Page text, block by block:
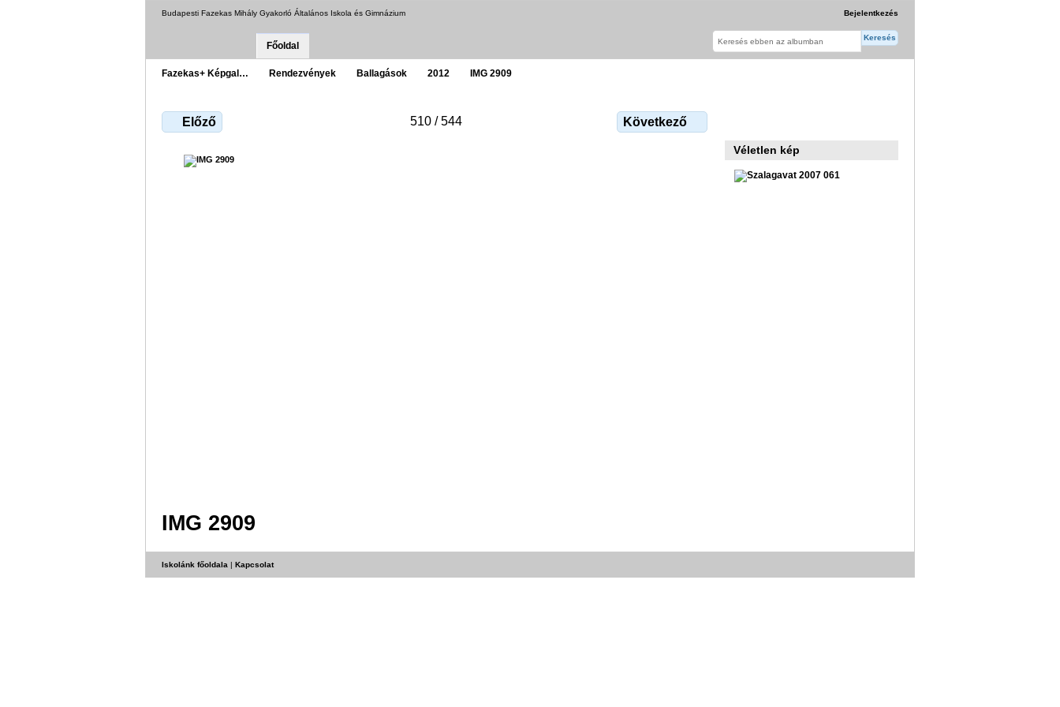
Budapesti Fazekas Mihály Gyakorló Általános Iskola és Gimnázium Bejelentkezés
Főoldal
Fazekas+ Képgal… Rendezvények Ballagások 2012 IMG 2909
Előző 510 / 544 Következő
IMG 2909
Véletlen kép
Iskolánk főoldala | Kapcsolat